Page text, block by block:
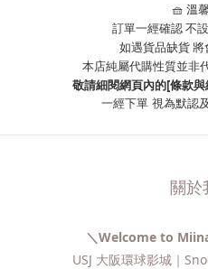
🧺 溫
訂單一經確認 不
如遇貨品缺貨
本店純屬代購性質並非
敬請細閱網頁內的[條款
一經下單 視為默認
關於
＼Welcome to
USJ 大阪環球影城｜